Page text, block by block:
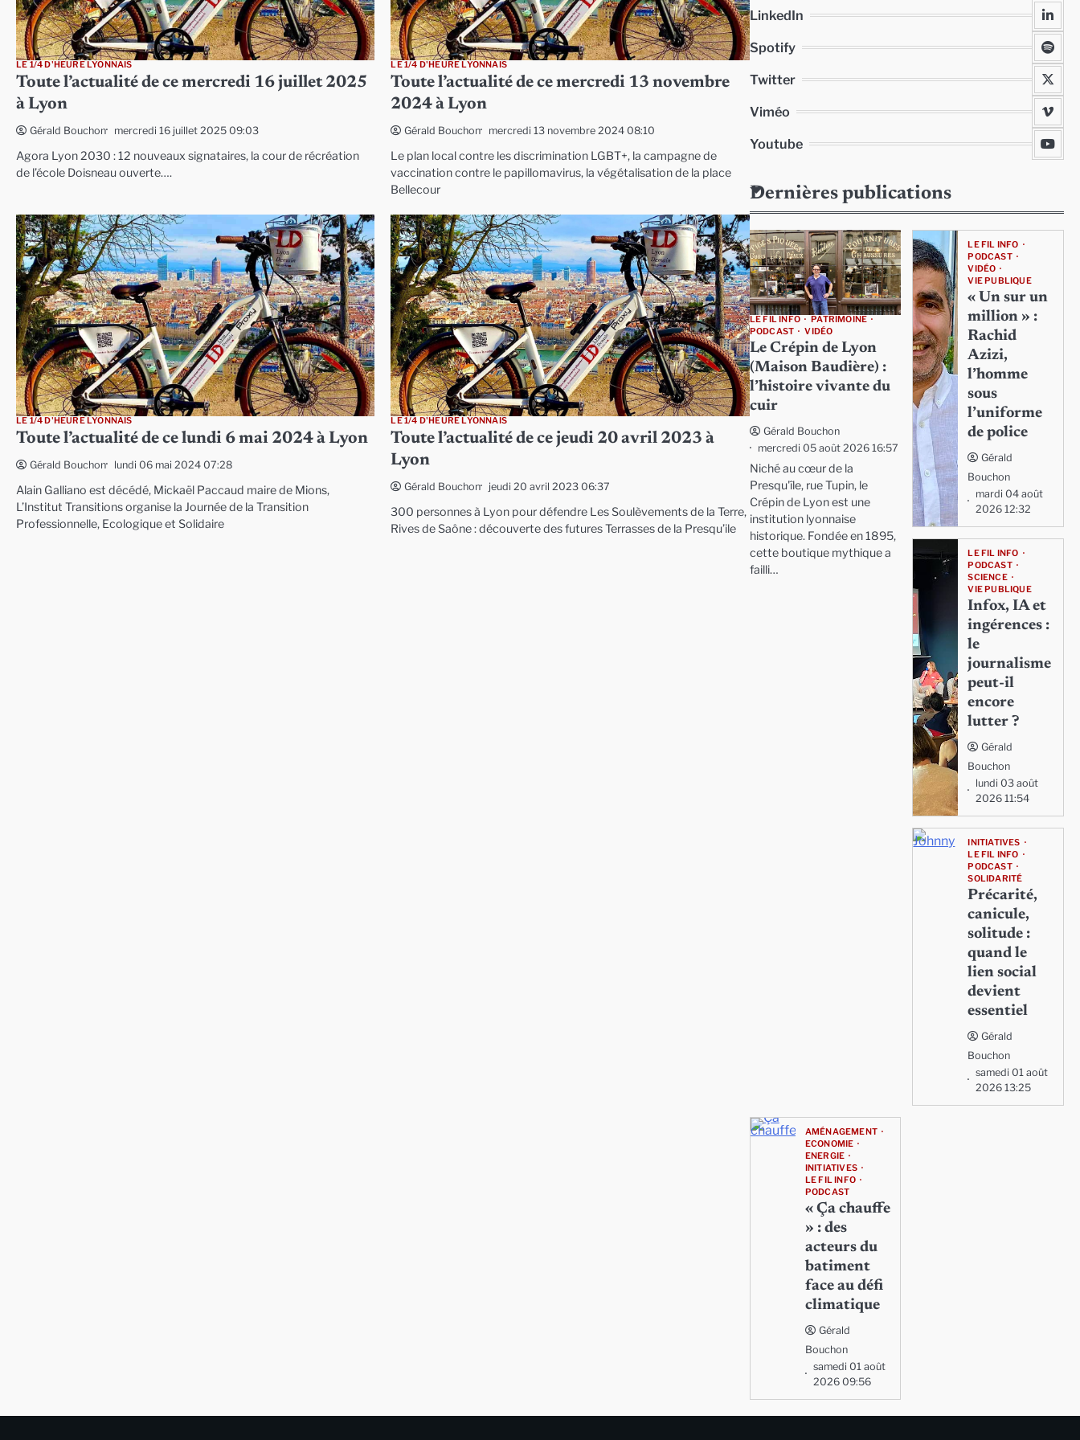
LE 1/4 D'HEURE LYONNAIS
Toute l’actualité de ce mercredi 16 juillet 2025
à Lyon
Gérald Bouchon mercredi 16 juillet 2025 09:03
Agora Lyon 2030 : 12 nouveaux signataires, la cour de récréation
de l’école Doisneau ouverte….
LE 1/4 D'HEURE LYONNAIS
Toute l’actualité de ce mercredi 13 novembre
2024 à Lyon
Gérald Bouchon mercredi 13 novembre 2024 08:10
Le plan local contre les discrimination LGBT+, la campagne de
vaccination contre le papillomavirus, la végétalisation de la place
Bellecour
LE 1/4 D'HEURE LYONNAIS
Toute l’actualité de ce lundi 6 mai 2024 à Lyon
Gérald Bouchon lundi 06 mai 2024 07:28
Alain Galliano est décédé, Mickaël Paccaud maire de Mions,
L’Institut Transitions organise la Journée de la Transition
Professionnelle, Ecologique et Solidaire
LE 1/4 D'HEURE LYONNAIS
Toute l’actualité de ce jeudi 20 avril 2023 à
Lyon
Gérald Bouchon jeudi 20 avril 2023 06:37
300 personnes à Lyon pour défendre Les Soulèvements de la Terre,
Rives de Saône : découverte des futures Terrasses de la Presqu’ile
LinkedIn
Spotify
Twitter
Viméo
Youtube
Dernières publications
LE FIL INFO
PATRIMOINE
PODCAST
VIDÉO
Le Crépin de Lyon
(Maison Baudière) :
l’histoire vivante du
cuir
Gérald Bouchon
mercredi 05 août 2026 16:57
Niché au cœur de la
Presqu'île, rue Tupin, le
Crépin de Lyon est une
institution lyonnaise
historique. Fondée en 1895,
cette boutique mythique a
failli…
LE FIL INFO
PODCAST
VIDÉO
VIE PUBLIQUE
« Un sur un
million » :
Rachid
Azizi,
l’homme
sous
l’uniforme
de police
Gérald
Bouchon
mardi 04 août
2026 12:32
LE FIL INFO
PODCAST
SCIENCE
VIE PUBLIQUE
Infox, IA et
ingérences :
le
journalisme
peut-il
encore
lutter ?
Gérald
Bouchon
lundi 03 août
2026 11:54
INITIATIVES
LE FIL INFO
PODCAST
SOLIDARITÉ
Précarité,
canicule,
solitude :
quand le
lien social
devient
essentiel
Gérald
Bouchon
samedi 01 août
2026 13:25
AMÉNAGEMENT
ECONOMIE
ENERGIE
INITIATIVES
LE FIL INFO
PODCAST
« Ça chauffe
» : des
acteurs du
batiment
face au défi
climatique
Gérald
Bouchon
samedi 01 août
2026 09:56